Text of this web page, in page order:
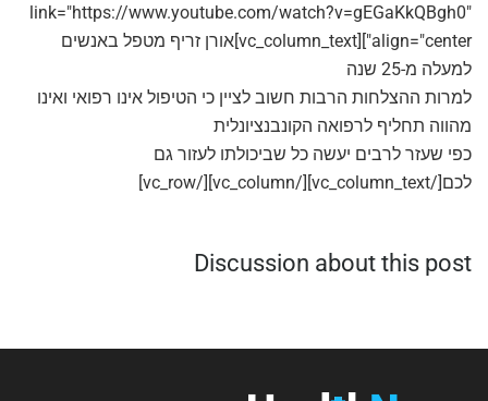
link="https://www.youtube.com/watch?v=gEGaKkQBgh0"
align="center"][vc_column_text]אורן זריף מטפל באנשים
למעלה מ-25 שנה
למרות ההצלחות הרבות חשוב לציין כי הטיפול אינו רפואי ואינו
מהווה תחליף לרפואה הקונבנציונלית
כפי שעזר לרבים יעשה כל שביכולתו לעזור גם
לכם[/vc_column_text][/vc_column][/vc_row]
Discussion about this post